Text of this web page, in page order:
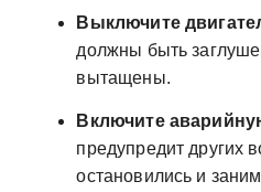
Выключите
должны быть
вытащены.
Включите
предупредит других
остановились и